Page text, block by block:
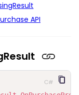
API
C#